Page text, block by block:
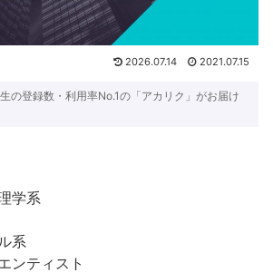
2026.07.14 2021.07.15
の登録数・利用率No.1の「アカリク」がお届け
学系
系
ンティスト